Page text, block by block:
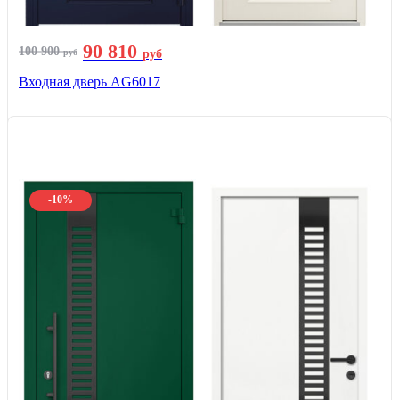
100 900руб 90 810 руб
Входная дверь AG6017
-10%